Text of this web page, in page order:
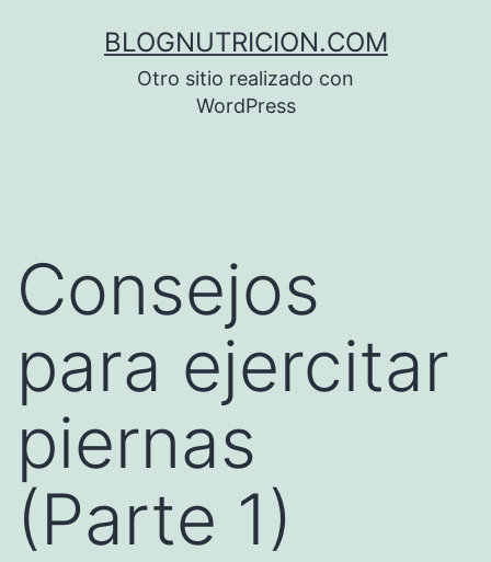
BLOGNUTRICION.COM
Otro sitio realizado con
WordPress
Consejos
para ejercitar
piernas
(Parte 1)